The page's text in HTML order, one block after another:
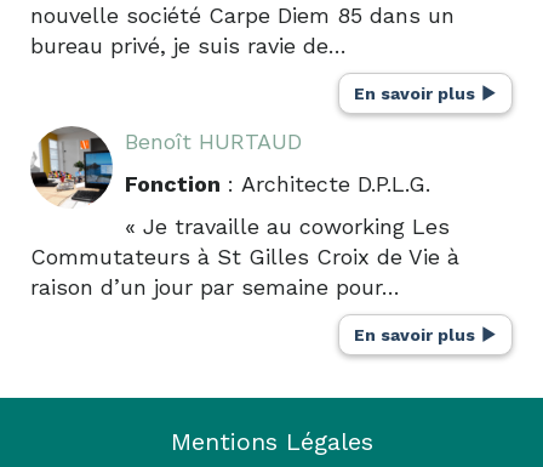
nouvelle société Carpe Diem 85 dans un
bureau privé, je suis ravie de…
En savoir plus
Benoît HURTAUD
Fonction : Architecte D.P.L.G.
« Je travaille au coworking Les
Commutateurs à St Gilles Croix de Vie à
raison d’un jour par semaine pour…
En savoir plus
Mentions Légales